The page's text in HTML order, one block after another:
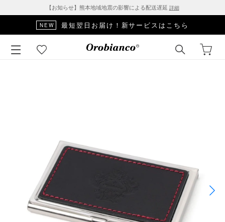
【お知らせ】熊本地域地震の影響による配送遅延 詳細
NEW 最短翌日お届け！新サービスはこちら